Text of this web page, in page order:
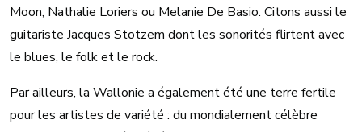
Moon, Nathalie Loriers ou Melanie De Basio. Citons aussi le
guitariste Jacques Stotzem dont les sonorités flirtent avec
le blues, le folk et le rock.
Par ailleurs, la Wallonie a également été une terre fertile
pour les artistes de variété : du mondialement célèbre